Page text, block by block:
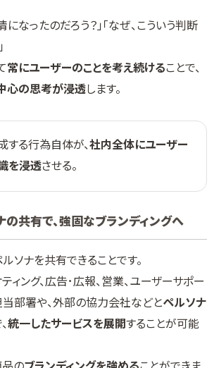
になったのだろう？」「なぜ、こういう判断
常にユーザーのことを考え続けることで、
心の思考が浸透します。
する行為自体が、社内全体にユーザー
を浸透させる。
の共有で、強固なブランディングへ
ソナを共有できることです。
ィング、広告･広報、営業、ユーザーサポー
当部署や、外部の協力会社などとペルソナ
統一したサービスを展開することが可能